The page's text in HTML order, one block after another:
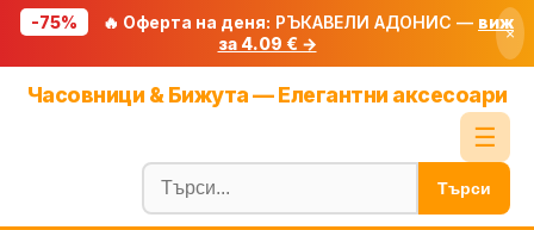
-75% 🔥 Оферта на деня: РЪКАВЕЛИ АДОНИС — виж
за 4.09 € →
×
Часовници & Бижута — Елегантни аксесоари
☰
Блог
🧮 Калкулатори
Търси